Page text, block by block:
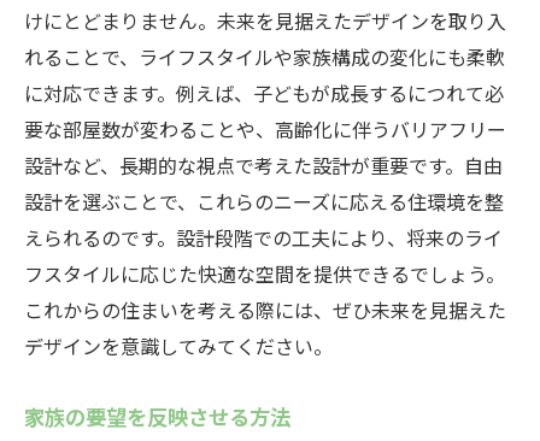
けにとどまりません。未来を見据えたデザインを取り入
れることで、ライフスタイルや家族構成の変化にも柔軟
に対応できます。例えば、子どもが成長するにつれて必
要な部屋数が変わることや、高齢化に伴うバリアフリー
設計など、長期的な視点で考えた設計が重要です。自由
設計を選ぶことで、これらのニーズに応える住環境を整
えられるのです。設計段階での工夫により、将来のライ
フスタイルに応じた快適な空間を提供できるでしょう。
これからの住まいを考える際には、ぜひ未来を見据えた
デザインを意識してみてください。
家族の要望を反映させる方法